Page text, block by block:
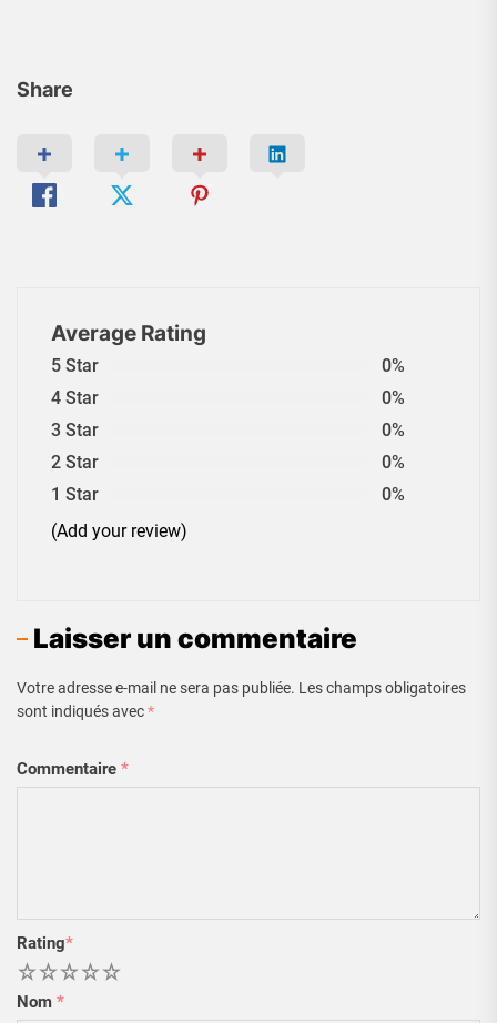
Share
Average Rating
5 Star
0%
4 Star
0%
3 Star
0%
2 Star
0%
1 Star
0%
(Add your review)
Laisser un commentaire
Votre adresse e-mail ne sera pas publiée. Les champs obligatoires
sont indiqués avec*
Commentaire *
Rating*
5
4
3
2
Nom *